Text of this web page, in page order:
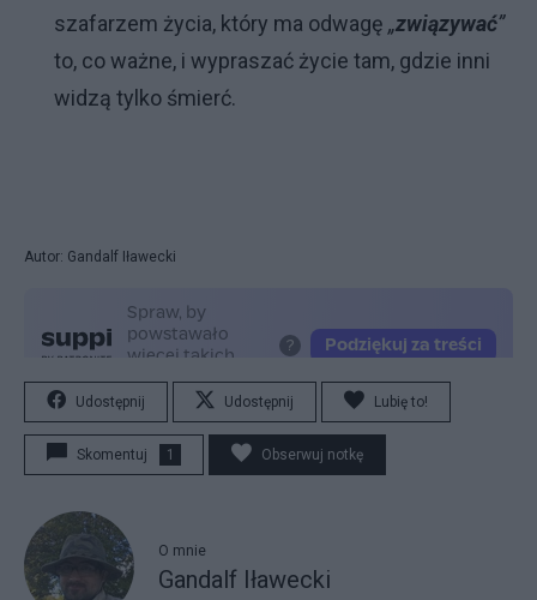
szafarzem życia, który ma odwagę „związywać”
to, co ważne, i wypraszać życie tam, gdzie inni
widzą tylko śmierć.
Autor: Gandalf Iławecki
Udostępnij Udostępnij Lubię to!
Skomentuj 1 Obserwuj notkę
O mnie
Gandalf Iławecki